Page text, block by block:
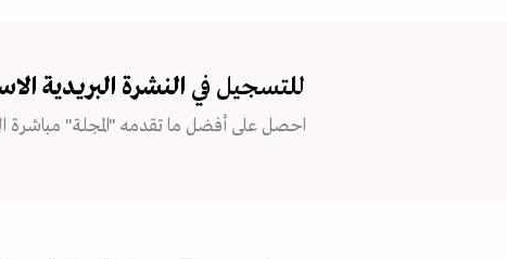
للتسجيل في النشرة البريدية
احصل على أفضل ما تقدمه "المجلة" مباشرة